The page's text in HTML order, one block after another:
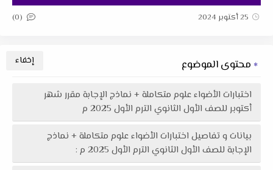
25 أكتوبر 2024 (0)
محتوى الموضوع
اختبارات الأضواء علوم متكاملة + نماذج الإجابة مقرر شهر
أكتوبر للصف الأول الثانوي الترم الأول 2025 م
بيانات و تفاصيل اختبارات الأضواء علوم متكاملة + نماذج
الإجابة للصف الأول الثانوي الترم الأول 2025 م :